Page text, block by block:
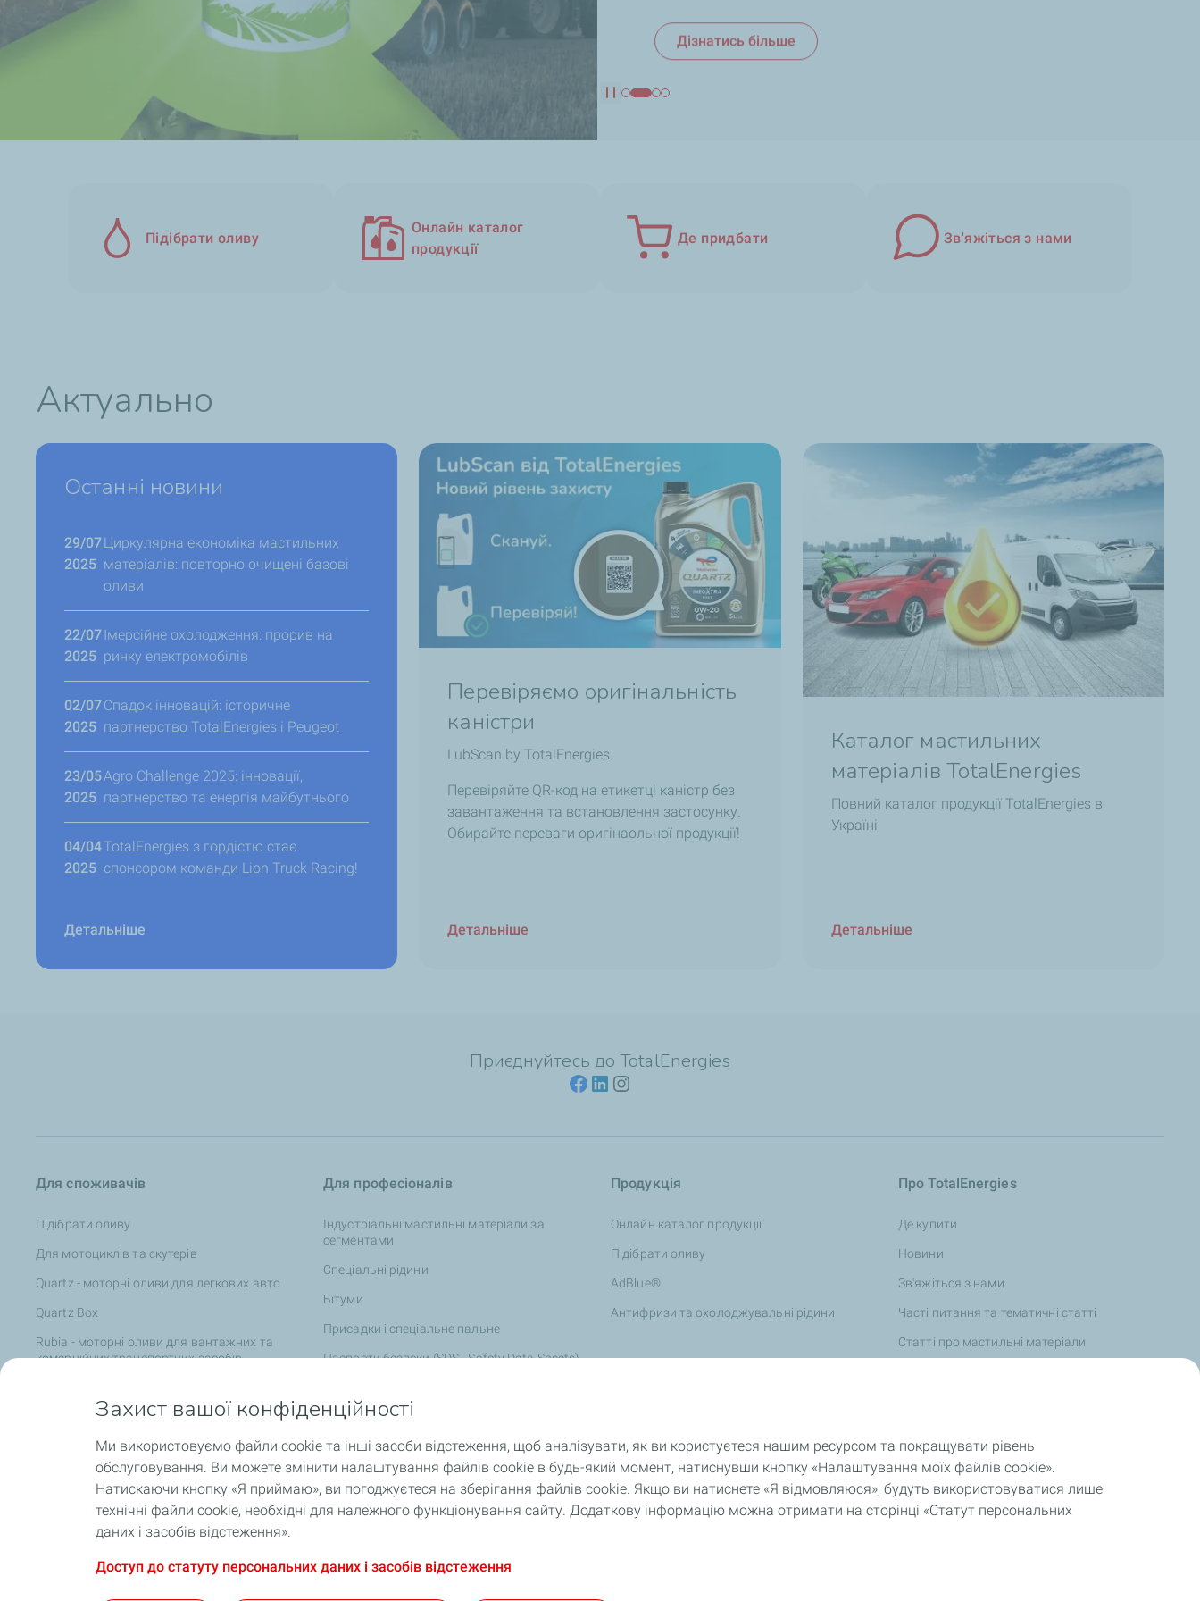
Дізнатись більше
Дізнатись більше
Підібрати оливу
Онлайн каталог
продукції
Де придбати Зв'яжіться з нами
Актуально
Останні новини
29/07
2025
Циркулярна економіка мастильних
матеріалів: повторно очищені базові
оливи
22/07
2025
Імерсійне охолодження: прорив на
ринку електромобілів
02/07
2025
Спадок інновацій: історичне
партнерство TotalEnergies і Peugeot
23/05
2025
Agro Challenge 2025: інновації,
партнерство та енергія майбутнього
04/04
2025
TotalEnergies з гордістю стає
спонсором команди Lion Truck Racing!
Детальніше
Перевіряємо оригінальність
каністри
LubScan by TotalEnergies
Перевіряйте QR-код на етикетці каністр без
завантаження та встановлення застосунку.
Обирайте переваги оригінаольної продукції!
Детальніше
Каталог мастильних
матеріалів TotalEnergies
Повний каталог продукції TotalEnergies в
Україні
Детальніше
Приєднуйтесь до TotalEnergies
Для споживачів
Підібрати оливу
Для мотоциклів та скутерів
Quartz - моторні оливи для легкових авто
Quartz Box
Rubia - моторні оливи для вантажних та
комерційних транспортних засобів
сільськогосподарської техніки
Катери та яхти
EV Fluids для електротранспорту
Партнерські сервісні центри TotalEnergies
Для професіоналів
Індустріальні мастильні матеріали за
сегментами
Спеціальні рідини
Бітуми
Присадки і спеціальне пальне
Паспорти безпеки (SDS - Safety Data Sheets)
Продукція
Онлайн каталог продукції
Підібрати оливу
AdBlue®
Антифризи та охолоджувальні рідини
Про TotalEnergies
Де купити
Новини
Зв'яжіться з нами
Часті питання та тематичні статті
Статті про мастильні матеріали
інформація
Захист вашої конфіденційності
Ми використовуємо файли cookie та інші засоби відстеження, щоб аналізувати, як ви користуєтеся нашим ресурсом та покращувати рівень
обслуговування. Ви можете змінити налаштування файлів cookie в будь-який момент, натиснувши кнопку «Налаштування моїх файлів cookie».
Натискаючи кнопку «Я приймаю», ви погоджуєтеся на зберігання файлів cookie. Якщо ви натиснете «Я відмовляюся», будуть використовуватися лише
технічні файли cookie, необхідні для належного функціонування сайту. Додаткову інформацію можна отримати на сторінці «Статут персональних
даних і засобів відстеження».
Доступ до статуту персональних даних і засобів відстеження